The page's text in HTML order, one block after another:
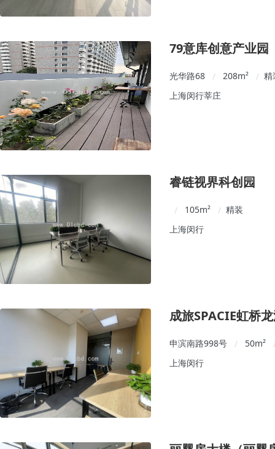
79意库创意产业园
光华路68 / 208m² / 精
上海闵行莘庄
睿链视界科创园
/ 105m² / 精装
上海闵行
成旅SPACIE虹桥
申滨南路998号 / 50m²
上海闵行